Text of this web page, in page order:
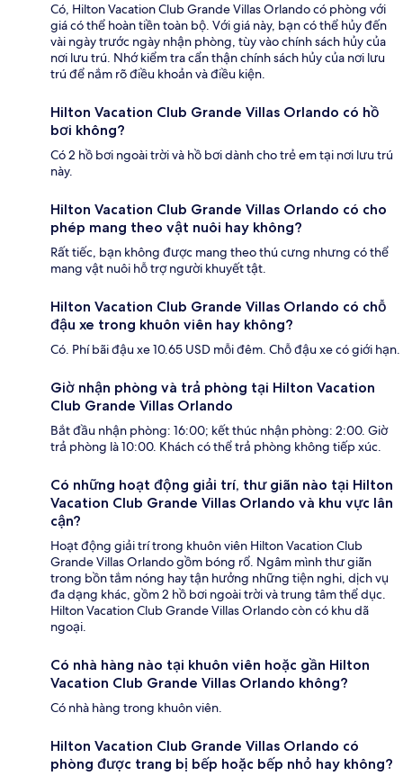
Có, Hilton Vacation Club Grande Villas Orlando có phòng với
giá có thể hoàn tiền toàn bộ. Với giá này, bạn có thể hủy đến
vài ngày trước ngày nhận phòng, tùy vào chính sách hủy của
nơi lưu trú. Nhớ kiểm tra cẩn thận chính sách hủy của nơi lưu
trú để nắm rõ điều khoản và điều kiện.
Hilton Vacation Club Grande Villas Orlando có hồ
bơi không?
Có 2 hồ bơi ngoài trời và hồ bơi dành cho trẻ em tại nơi lưu trú
này.
Hilton Vacation Club Grande Villas Orlando có cho
phép mang theo vật nuôi hay không?
Rất tiếc, bạn không được mang theo thú cưng nhưng có thể
mang vật nuôi hỗ trợ người khuyết tật.
Hilton Vacation Club Grande Villas Orlando có chỗ
đậu xe trong khuôn viên hay không?
Có. Phí bãi đậu xe 10.65 USD mỗi đêm. Chỗ đậu xe có giới hạn.
Giờ nhận phòng và trả phòng tại Hilton Vacation
Club Grande Villas Orlando
Bắt đầu nhận phòng: 16:00; kết thúc nhận phòng: 2:00. Giờ
trả phòng là 10:00. Khách có thể trả phòng không tiếp xúc.
Có những hoạt động giải trí, thư giãn nào tại Hilton
Vacation Club Grande Villas Orlando và khu vực lân
cận?
Hoạt động giải trí trong khuôn viên Hilton Vacation Club
Grande Villas Orlando gồm bóng rổ. Ngâm mình thư giãn
trong bồn tắm nóng hay tận hưởng những tiện nghi, dịch vụ
đa dạng khác, gồm 2 hồ bơi ngoài trời và trung tâm thể dục.
Hilton Vacation Club Grande Villas Orlando còn có khu dã
ngoại.
Có nhà hàng nào tại khuôn viên hoặc gần Hilton
Vacation Club Grande Villas Orlando không?
Có nhà hàng trong khuôn viên.
Hilton Vacation Club Grande Villas Orlando có
phòng được trang bị bếp hoặc bếp nhỏ hay không?